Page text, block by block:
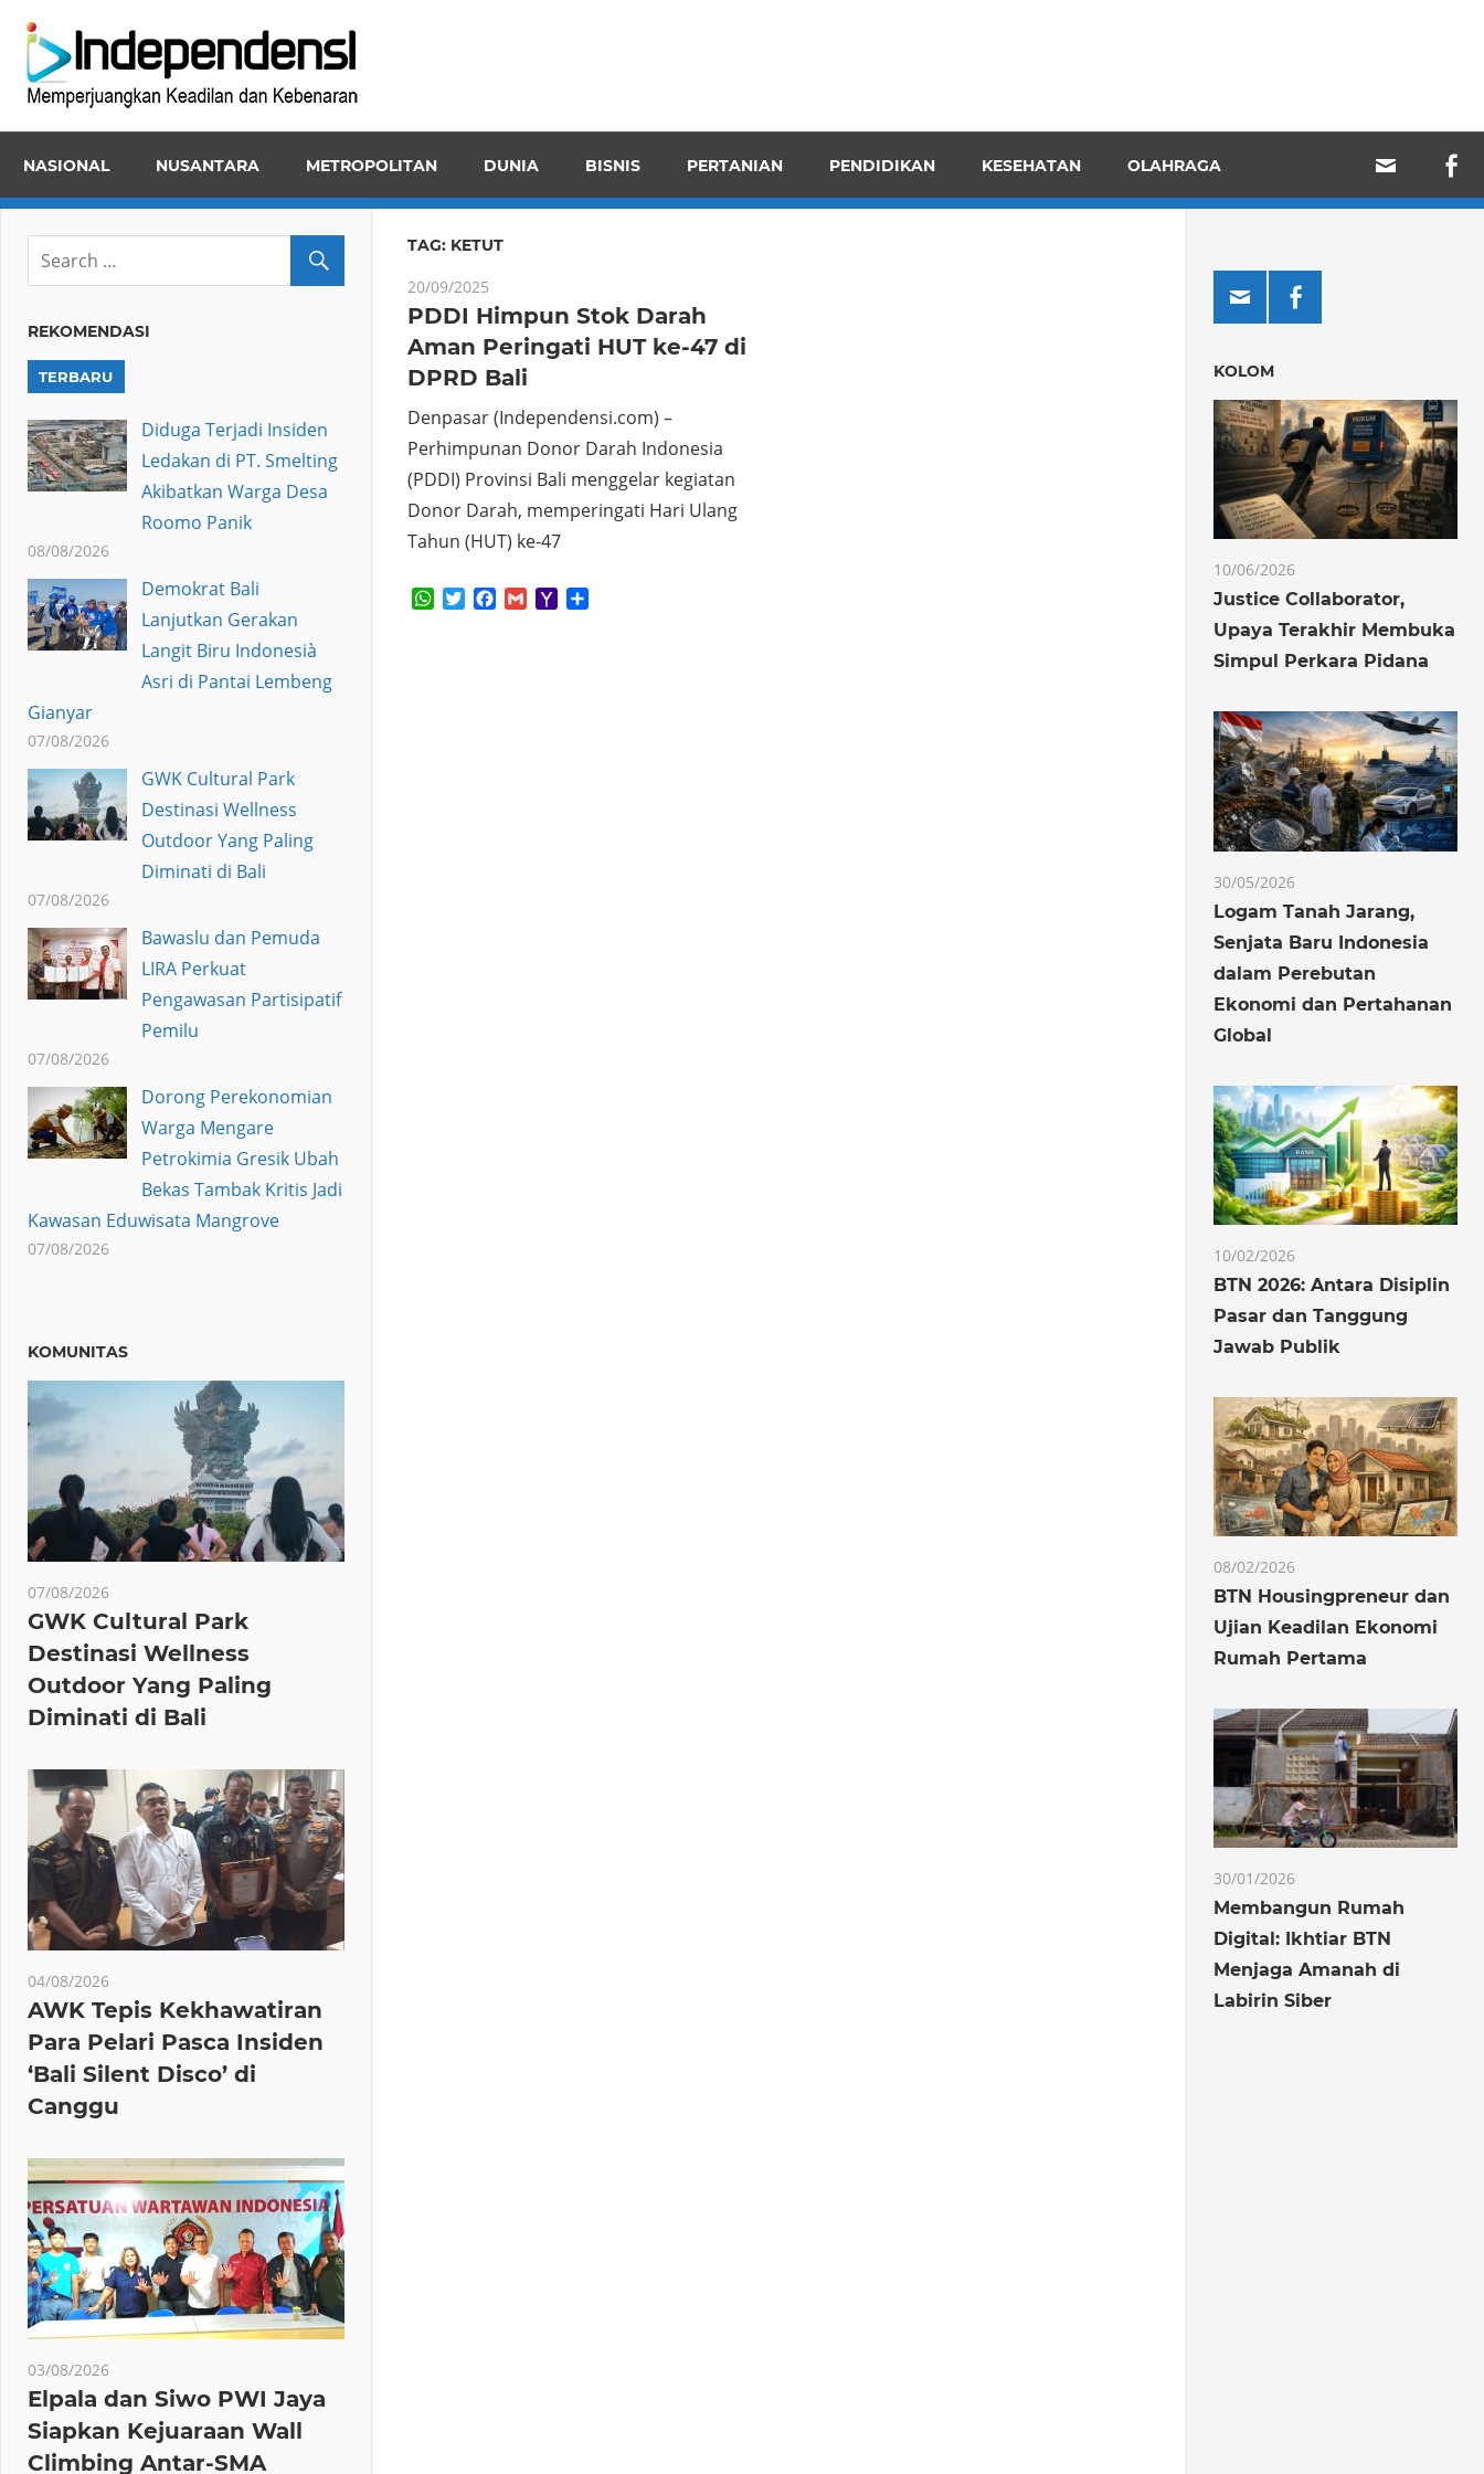
content
dan
NASIONAL NUSANTARA METROPOLITAN DUNIA BISNIS PERTANIAN PENDIDIKAN KESEHATAN OLAHRAGA
TAG: KETUT
20/09/2025
PDDI Himpun Stok Darah
Aman Peringati HUT ke-47 di
DPRD Bali
Denpasar (Independensi.com) –
Perhimpunan Donor Darah Indonesia
(PDDI) Provinsi Bali menggelar kegiatan
Donor Darah, memperingati Hari Ulang
Tahun (HUT) ke-47
WhatsApp
TwitterFacebook
GmailYahoo
REKOMENDASI
TERBARU
Diduga Terjadi Insiden
Ledakan di PT. Smelting
Akibatkan Warga Desa
Roomo Panik
08/08/2026
Demokrat Bali
Lanjutkan Gerakan
Langit Biru Indonesià
Asri di Pantai Lembeng
Gianyar
07/08/2026
GWK Cultural Park
Destinasi Wellness
Outdoor Yang Paling
Diminati di Bali
07/08/2026
Bawaslu dan Pemuda
LIRA Perkuat
Pengawasan Partisipatif
Pemilu
07/08/2026
Dorong Perekonomian
Warga Mengare
Petrokimia Gresik Ubah
Bekas Tambak Kritis Jadi
Kawasan Eduwisata Mangrove
07/08/2026
KOMUNITAS
07/08/2026
GWK Cultural Park
Destinasi Wellness
Outdoor Yang Paling
Diminati di Bali
04/08/2026
AWK Tepis Kekhawatiran
Para Pelari Pasca Insiden
‘Bali Silent Disco’ di
Canggu
03/08/2026
Elpala dan Siwo PWI Jaya
Siapkan Kejuaraan Wall
Climbing Antar-SMA
KOLOM
10/06/2026
Justice Collaborator,
Upaya Terakhir Membuka
Simpul Perkara Pidana
30/05/2026
Logam Tanah Jarang,
Senjata Baru Indonesia
dalam Perebutan
Ekonomi dan Pertahanan
Global
10/02/2026
BTN 2026: Antara Disiplin
Pasar dan Tanggung
Jawab Publik
08/02/2026
BTN Housingpreneur dan
Ujian Keadilan Ekonomi
Rumah Pertama
30/01/2026
Membangun Rumah
Digital: Ikhtiar BTN
Menjaga Amanah di
Labirin Siber